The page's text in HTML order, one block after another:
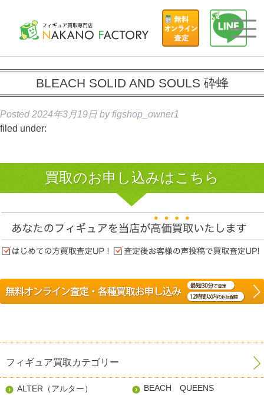
BLEACH SOLID AND SOULS 砕蜂
Posted 2024年3月19日 by figshop_owner1
filed under:
買取のお申し込みはこちら
フィギュア買取カテゴリー
ALTER（アルター） BEACH QUEENS